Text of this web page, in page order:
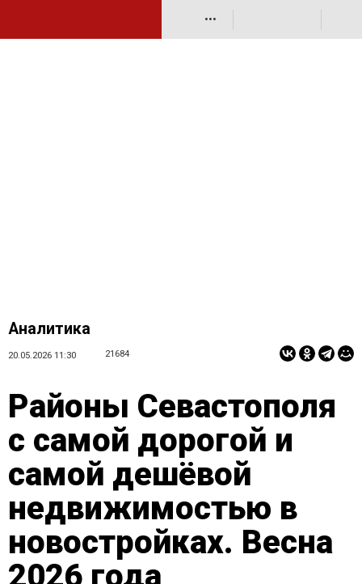
•••
Аналитика
20.05.2026 11:30 21684
Районы Севастополя
с самой дорогой и
самой дешёвой
недвижимостью в
новостройках. Весна
2026 года